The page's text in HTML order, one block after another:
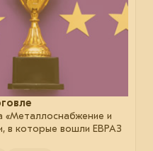
«Металлоснабжение и
в которые вошли ЕВРАЗ